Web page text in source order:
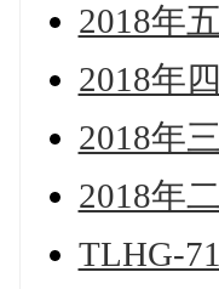
2018年
2018年
2018年
2018年
TLHG-